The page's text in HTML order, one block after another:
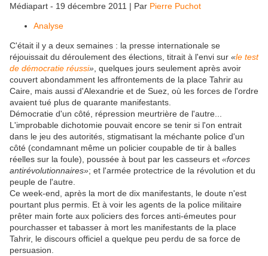
Médiapart - 19 décembre 2011 | Par Pierre Puchot
Analyse
C'était il y a deux semaines : la presse internationale se
réjouissait du déroulement des élections, titrait à l'envi sur «le test
de démocratie réussi» , quelques jours seulement après avoir
couvert abondamment les affrontements de la place Tahrir au
Caire, mais aussi d'Alexandrie et de Suez, où les forces de l'ordre
avaient tué plus de quarante manifestants.
Démocratie d'un côté, répression meurtrière de l'autre...
L'improbable dichotomie pouvait encore se tenir si l'on entrait
dans le jeu des autorités, stigmatisant la méchante police d'un
côté (condamnant même un policier coupable de tir à balles
réelles sur la foule), poussée à bout par les casseurs et «forces
antirévolutionnaires»; et l'armée protectrice de la révolution et du
peuple de l'autre.
Ce week-end, après la mort de dix manifestants, le doute n'est
pourtant plus permis. Et à voir les agents de la police militaire
prêter main forte aux policiers des forces anti-émeutes pour
pourchasser et tabasser à mort les manifestants de la place
Tahrir, le discours officiel a quelque peu perdu de sa force de
persuasion.